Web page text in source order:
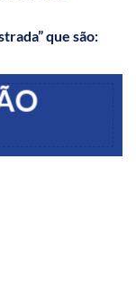
que são: